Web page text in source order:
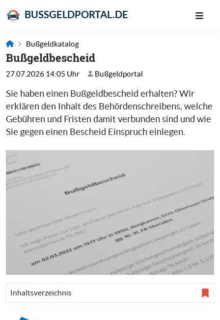
BUSSGELDPORTAL.DE
Bußgeldkatalog
Bußgeldbescheid
27.07.2026 14:05 Uhr Bußgeldportal
Sie haben einen Bußgeldbescheid erhalten? Wir
erklären den Inhalt des Behördenschreibens, welche
Gebühren und Fristen damit verbunden sind und wie
Sie gegen einen Bescheid Einspruch einlegen.
Inhaltsverzeichnis